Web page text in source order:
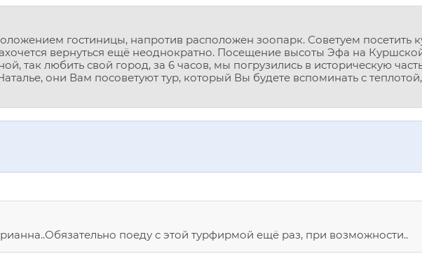
гостиницы, напротив расположен зоопарк. Советуем посетить
вернуться ещё неоднократно. Посещение высоты Эфа на
так любить свой город, за 6 часов, мы погрузились в историческую
они Вам посоветуют тур, который Вы будете вспоминать с
поеду с этой турфирмой ещё раз, при возможности..